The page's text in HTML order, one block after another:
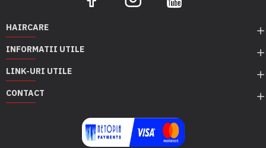
HAIRCARE
INFORMATII UTILE
LINK-URI UTILE
CONTACT